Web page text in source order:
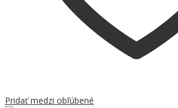
Pridať medzi obľúbené